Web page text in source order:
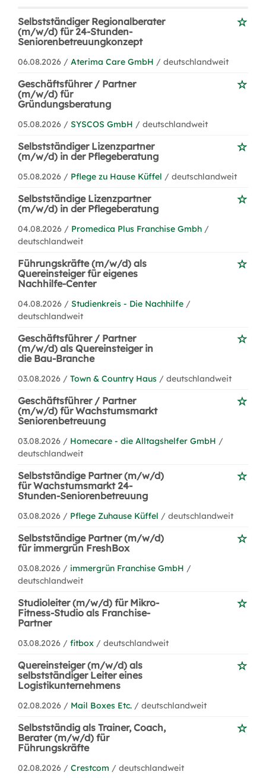
Selbstständiger Regionalberater
(m/w/d) für 24-Stunden-
Seniorenbetreuungkonzept
06.08.2026 / Aterima Care GmbH / deutschlandweit
Geschäftsführer / Partner
(m/w/d) für
Gründungsberatung
05.08.2026 / SYSCOS GmbH / deutschlandweit
Selbstständiger Lizenzpartner
(m/w/d) in der Pflegeberatung
05.08.2026 / Pflege zu Hause Küffel / deutschlandweit
Selbstständige Lizenzpartner
(m/w/d) in der Pflegeberatung
04.08.2026 / Promedica Plus Franchise Gmbh /
deutschlandweit
Führungskräfte (m/w/d) als
Quereinsteiger für eigenes
Nachhilfe-Center
04.08.2026 / Studienkreis - Die Nachhilfe /
deutschlandweit
Geschäftsführer / Partner
(m/w/d) als Quereinsteiger in
die Bau-Branche
03.08.2026 / Town & Country Haus / deutschlandweit
Geschäftsführer / Partner
(m/w/d) für Wachstumsmarkt
Seniorenbetreuung
03.08.2026 / Homecare - die Alltagshelfer GmbH /
deutschlandweit
Selbstständige Partner (m/w/d)
für Wachstumsmarkt 24-
Stunden-Seniorenbetreuung
03.08.2026 / Pflege Zuhause Küffel / deutschlandweit
Selbstständige Partner (m/w/d)
für immergrün FreshBox
03.08.2026 / immergrün Franchise GmbH /
deutschlandweit
Studioleiter (m/w/d) für Mikro-
Fitness-Studio als Franchise-
Partner
03.08.2026 / fitbox / deutschlandweit
Quereinsteiger (m/w/d) als
selbstständiger Leiter eines
Logistikunternehmens
02.08.2026 / Mail Boxes Etc. / deutschlandweit
Selbstständig als Trainer, Coach,
Berater (m/w/d) für
Führungskräfte
02.08.2026 / Crestcom / deutschlandweit